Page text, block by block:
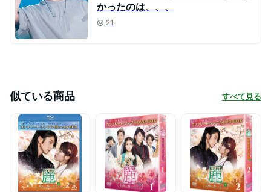
かったのは、、、
21
似ている商品 すべて見る